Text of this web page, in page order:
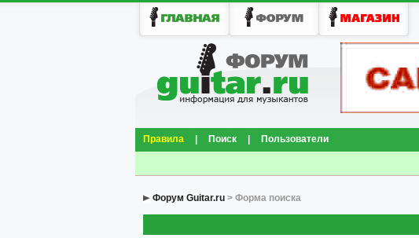
Правила Поиск Пользователи
Форум Guitar.ru > Форма поиска